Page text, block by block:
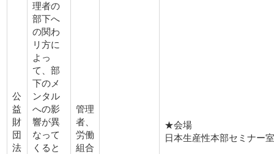
公
益
財
団
法
理者の
部下へ
の関わ
リ方に
よっ
て、部
下のメ
ンタル
への影
響が異
なって
くると
管理
者、
労働
組合
★会場
日本生産性本部セミナー